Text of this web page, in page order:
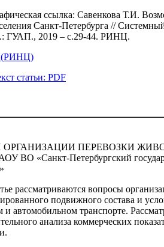
ссылка: Савенкова Т.И.
Санкт-Петербурга //
ГУАП., 2019 – с.29-44. РИНЦ.
статьи: PDF
ПЕРЕВОЗКИ
ВО «Санкт-Петербургский
рассматриваются вопросы
подвижного состава и
автомобильном транспорте.
анализа коммерческих